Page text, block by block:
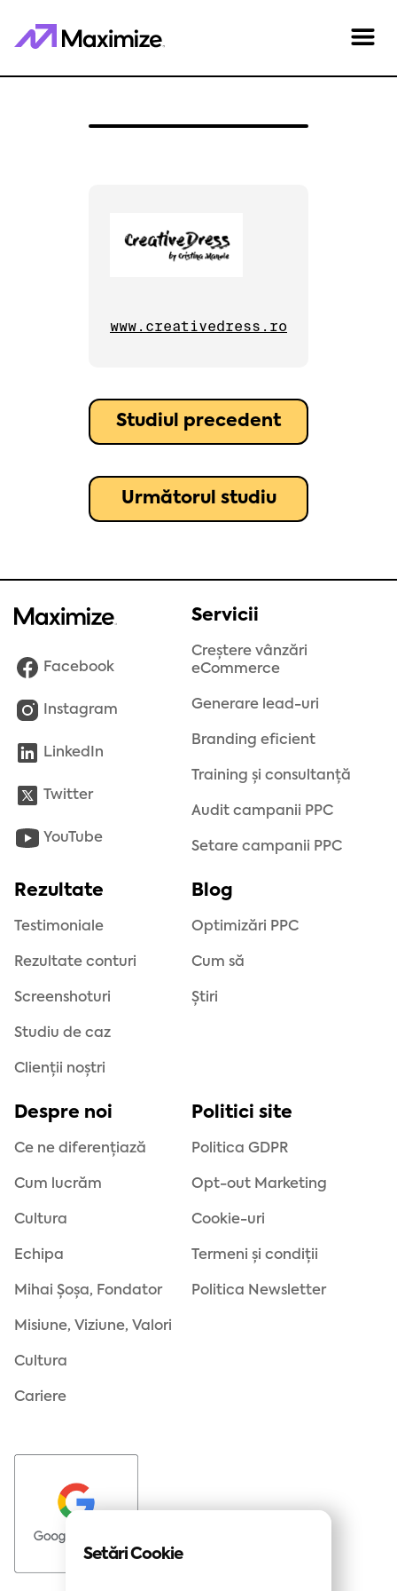
www.creativedress.ro
Studiul precedent
Următorul studiu
Facebook
Instagram
LinkedIn
Twitter
YouTube
Servicii
Creștere vânzări
eCommerce
Generare lead-uri
Branding eficient
Training și consultanță
Audit campanii PPC
Setare campanii PPC
Rezultate
Testimoniale
Rezultate conturi
Screenshoturi
Studiu de caz
Clienții noștri
Blog
Optimizări PPC
Cum să
Știri
Despre noi
Ce ne diferențiază
Cum lucrăm
Cultura
Echipa
Mihai Șoșa, Fondator
Misiune, Viziune, Valori
Cultura
Cariere
Politici site
Politica GDPR
Opt-out Marketing
Cookie-uri
Termeni și condiții
Politica Newsletter
Setări Cookie